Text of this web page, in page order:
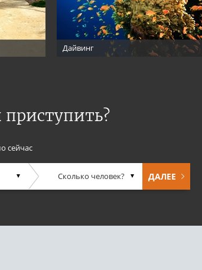
Дайвинг
сейчас
ДАЛЕЕ